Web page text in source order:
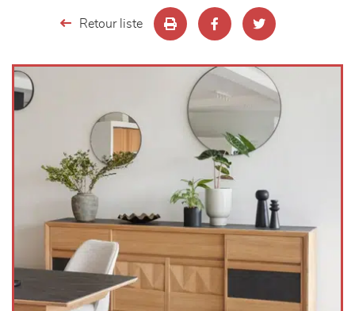
chambres et dressing
literie
décoration
Retour liste